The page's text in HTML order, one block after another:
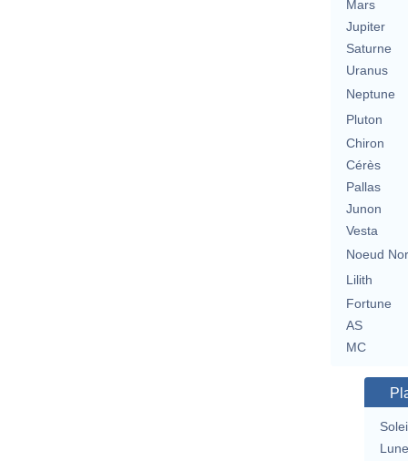
Mars
Jupiter
Saturne
Uranus
Neptune
Pluton
Chiron
Cérès
Pallas
Junon
Vesta
Noeud
Lilith
Fortune
AS
MC
Lune